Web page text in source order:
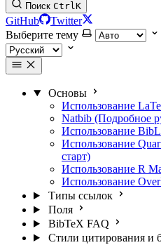
Поиск CtrlK
GitHub
Twitter
Выберите тему
Основы
Использование
Natbib (Подробное
Использование
Использование
старт)
Использование R
Использование
Типы ссылок
Поля
BibTeX FAQ
Стили цитирования и